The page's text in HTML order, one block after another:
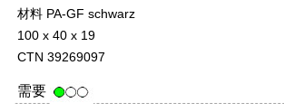
材料 PA-GF schwarz
100 x 40 x 19
CTN 39269097
需要